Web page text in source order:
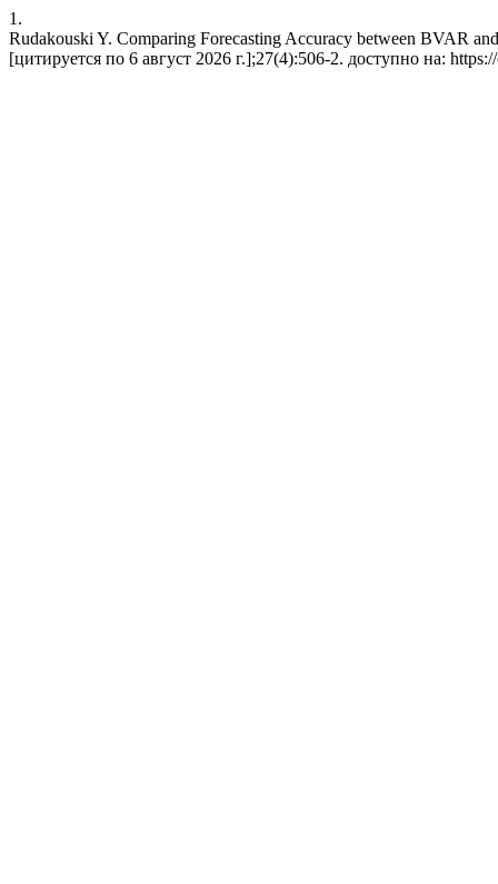
1.
Rudakouski Y. Comparing Forecasting Accuracy between BVAR
[цитируется по 6 август 2026 г.];27(4):506-2. доступно на: